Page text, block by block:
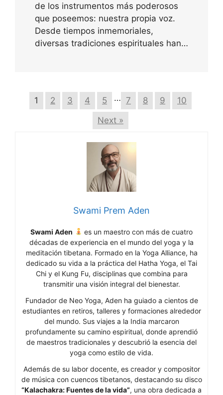
de los instrumentos más poderosos
que poseemos: nuestra propia voz.
Desde tiempos inmemoriales,
diversas tradiciones espirituales han…
1 2 3 4 5 … 7 8 9
10
Next »
Swami Prem Aden
Swami Aden
es un maestro con más de cuatro
décadas de experiencia en el mundo del yoga y la
meditación tibetana. Formado en la Yoga Alliance, ha
dedicado su vida a la práctica del Hatha Yoga, el Tai
Chi y el Kung Fu, disciplinas que combina para
transmitir una visión integral del bienestar.
Fundador de Neo Yoga, Aden ha guiado a cientos de
estudiantes en retiros, talleres y formaciones alrededor
del mundo. Sus viajes a la India marcaron
profundamente su camino espiritual, donde aprendió
de maestros tradicionales y descubrió la esencia del
yoga como estilo de vida.
Además de su labor docente, es creador y compositor
de música con cuencos tibetanos, destacando su disco
“Kalachakra: Fuentes de la vida”, una obra dedicada a